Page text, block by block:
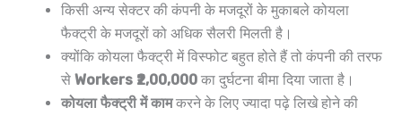
किसी अन्य सेक्टर की कंपनी के मजदूरों के मुकाबले कोयला
फैक्ट्री के मजदूरों को अधिक सैलरी मिलती है।
क्योंकि कोयला फैक्ट्री में विस्फोट बहुत होते हैं तो कंपनी की तरफ
से Workers ₹2,00,000 का दुर्घटना बीमा दिया जाता है।
कोयला फैक्ट्री में कामकरने के लिए ज्यादा पढ़े लिखे होने की